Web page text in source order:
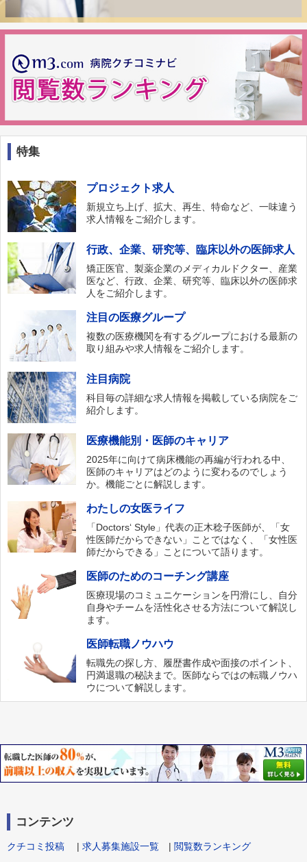
特集
プロジェクト求人
新規立ち上げ、拡大、再生、特命など、一味違う
求人情報をご紹介します。
行政、企業、研究等、臨床以外の医師求人
矯正医官、製薬企業のメディカルドクター、産業
医など、行政、企業、研究等、臨床以外の医師求
人をご紹介します。
注目の医療グループ
複数の医療機関を有するグループにおける最新の
取り組みや求人情報をご紹介します。
注目病院
科目毎の詳細な求人情報を掲載している病院をご
紹介します。
医療機能別・医師のキャリア
2025年に向けて病床機能の再編が行われる中、
医師のキャリアはどのように変わるのでしょう
か。機能ごとに解説します。
わたしの女医ライフ
「Doctors‘ Style」代表の正木稔子医師が、「女
性医師だからできない」ことではなく、「女性医
師だからできる」ことについて語ります。
医師のためのコーチング講座
医療現場のコミュニケーションを円滑にし、自分
自身やチームを活性化させる方法について解説し
ます。
医師転職ノウハウ
転職先の探し方、履歴書作成や面接のポイント、
円満退職の秘訣まで。医師ならではの転職ノウハ
ウについて解説します。
コンテンツ
クチコミ投稿 | 求人募集施設一覧 | 閲覧数ランキング